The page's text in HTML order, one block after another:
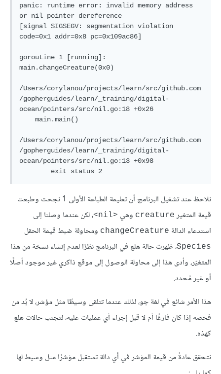
panic: runtime error: invalid memory address
or nil pointer dereference
[signal SIGSEGV: segmentation violation
code=0x1 addr=0x8 pc=0x109ac86]
goroutine 1 [running]:
main.changeCreature(0x0)
/Users/corylanou/projects/learn/src/github.com
/gopherguides/learn/_training/digital-
ocean/pointers/src/nil.go:18 +0x26
/Users/corylanou/projects/learn/src/github.com
/gopherguides/learn/_training/digital-
ocean/pointers/src/nil.go:13 +0x98
نلاحظ عند تشغيل البرنامج أن تعليمة الطباعة الأولى 1 نجحت وطبعت
قيمة المتغير creature وهي <nil>
، لكن عندما وصلنا إلى
استدعاء الدالة changeCreature ومحاولة ضبط قيمة الحقل
Species، ظهرتحالة هلع في البرنامج نظرًا لعدم إنشاء نسخة من هذا
المتغيّر، وأدى هذا إلى محاولة الوصول إلى موقع ذاكري غير موجود أصلًا
أو غير مُحدد.
هذا الأمر شائع في لغة جو، لذلك عندما تتلقى وسيطًا مثل مؤشر، لا بُد من
فحصه إذا كان فارغًا أم لا قبل إجراء أي عمليات عليه، لتجنب حالات هلع
كهذه.
نتحقق عادةً من قيمة المؤشر في أي دالة تستقبل مؤشرًا مثل وسيط لها